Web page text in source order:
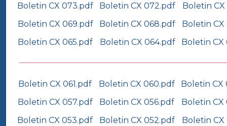
Boletin CX 073.pdf Boletin CX 072.pdf
Boletin CX
Boletin CX 069.pdf
Boletin CX 068.pdf
Boletin CX
Boletin CX 065.pdf
Boletin CX 064.pdf Boletin CX
Boletin CX 061.pdf Boletin CX 060.pdf
Boletin CX
Boletin CX 057.pdf
Boletin CX 056.pdf
Boletin CX
Boletin CX 053.pdf
Boletin CX 052.pdf Boletin CX